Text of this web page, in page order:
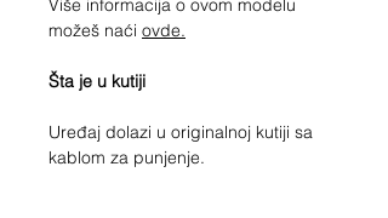
Više informacija o ovom modelu
možeš naći ovde.
Šta je u kutiji
Uređaj dolazi u originalnoj kutiji sa
kablom za punjenje.